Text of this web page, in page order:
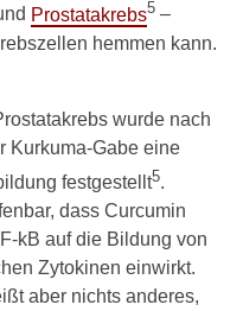
Prostatakrebs5 –
hemmen kann.
wurde nach
Kurkuma-Gabe eine
festgestellt5.
dass Curcumin
kB auf die Bildung von
Zytokinen einwirkt.
aber nichts anderes,